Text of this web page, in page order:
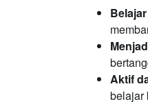
Aktif
belajar